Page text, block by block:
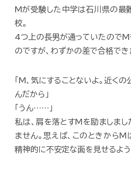
Mが受験した中学は石川県の最
校。
4つ上の長男が通っていたのでM
のですが、わずかの差で合格でき
「M、気にすることないよ。近く
んだから」
「うん……」
私は、肩を落とすMを励ましま
ません。思えば、このときからM
精神的に不安定な面を見せるよう